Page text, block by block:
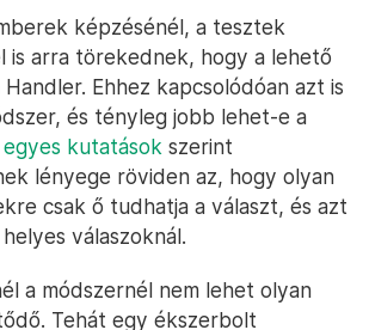
képzésénél, a tesztek
is arra törekednek, hogy a lehető
Ehhez kapcsolódóan azt is
és tényleg jobb lehet-e a
egyes kutatások szerint
lényege röviden az, hogy olyan
csak ő tudhatja a választ, és azt
válaszoknál.
a módszernél nem lehet olyan
Tehát egy ékszerbolt